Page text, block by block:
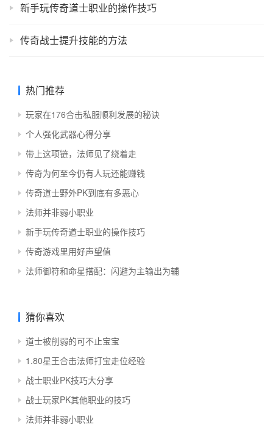
新手玩传奇道士职业的操作技巧
传奇战士提升技能的方法
热门推荐
玩家在176合击私服顺利发展的秘诀
个人强化武器心得分享
带上这项链，法师见了绕着走
传奇为何至今仍有人玩还能赚钱
传奇道士野外PK到底有多恶心
法师并非弱小职业
新手玩传奇道士职业的操作技巧
传奇游戏里用好声望值
法师御符和命星搭配：闪避为主输出为辅
猜你喜欢
道士被削弱的可不止宝宝
1.80星王合击法师打宝走位经验
战士职业PK技巧大分享
战士玩家PK其他职业的技巧
法师并非弱小职业